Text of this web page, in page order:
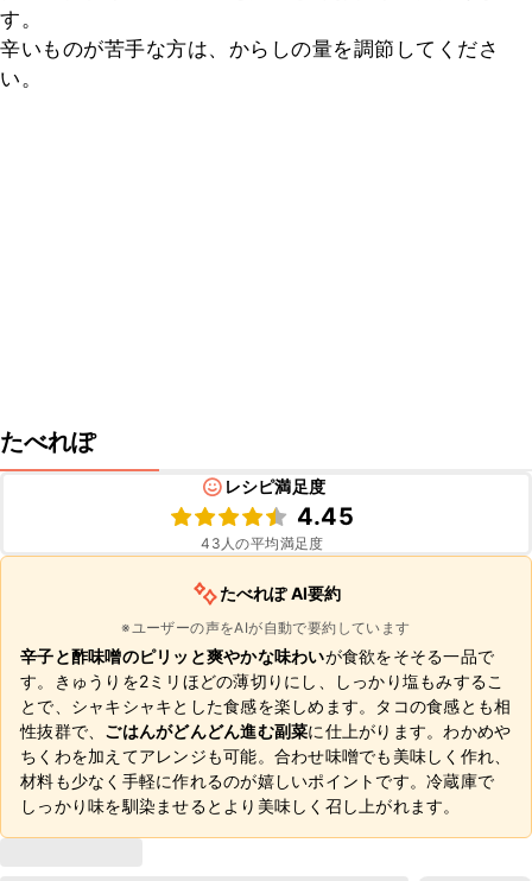
す。
辛いものが苦手な方は、からしの量を調節してくださ
い。
たべれぽ
レシピ満足度
4.45
43 人の平均満足度
たべれぽ AI要約
※ユーザーの声をAIが自動で要約しています
辛子と酢味噌のピリッと爽やかな味わいが食欲をそそる一品で
す。きゅうりを2ミリほどの薄切りにし、しっかり塩もみするこ
とで、シャキシャキとした食感を楽しめます。タコの食感とも相
性抜群で、 ごはんがどんどん進む副菜に仕上がります。わかめや
ちくわを加えてアレンジも可能。合わせ味噌でも美味しく作れ、
材料も少なく手軽に作れるのが嬉しいポイントです。冷蔵庫で
しっかり味を馴染ませるとより美味しく召し上がれます。